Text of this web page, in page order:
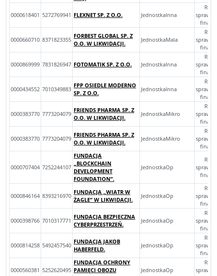
0000618401 5272769941 FLEXNET SP. Z O.O. JednostkaInna
0000660710 8371823355
FORBEST GLOBAL SP. Z
O.O. W LIKWIDACJI.
JednostkaMala
0000869999 7831826947 FOTOMATIK SP. Z O.O. JednostkaInna
0000434552 7010349883
FPP OSIEDLE MODERNO
SP. Z O.O.
JednostkaInna
0000383770 7773204079
FRIENDS PHARMA SP. Z
O.O. W LIKWIDACJI.
JednostkaMikro
0000383770 7773204079
FRIENDS PHARMA SP. Z
O.O. W LIKWIDACJI.
JednostkaMikro
0000707404 7252244107
FUNDACJA
„BLOCKCHAIN
DEVELOPMENT
FOUNDATION”.
JednostkaOp
0000846164 8393216970
FUNDACJA „WIATR W
ŻAGLE” W LIKWIDACJI.
JednostkaOp
0000398766 7010317771
FUNDACJA BEZPIECZNA
CYBERPRZESTRZEŃ.
JednostkaOp
0000814258 5492457540
FUNDACJA JAKOB
HABERFELD.
JednostkaOp
0000560381 5252620495
FUNDACJA OCHRONY
PAMIĘCI OBOZU
JednostkaOp